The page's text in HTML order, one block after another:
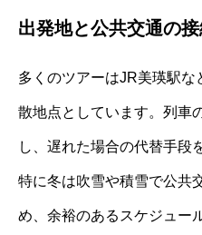
出発地と公共交通の
多くのツアーはJR美瑛駅
散地点としています。列車
し、遅れた場合の代替手段
特に冬は吹雪や積雪で公共
め、余裕のあるスケジュー